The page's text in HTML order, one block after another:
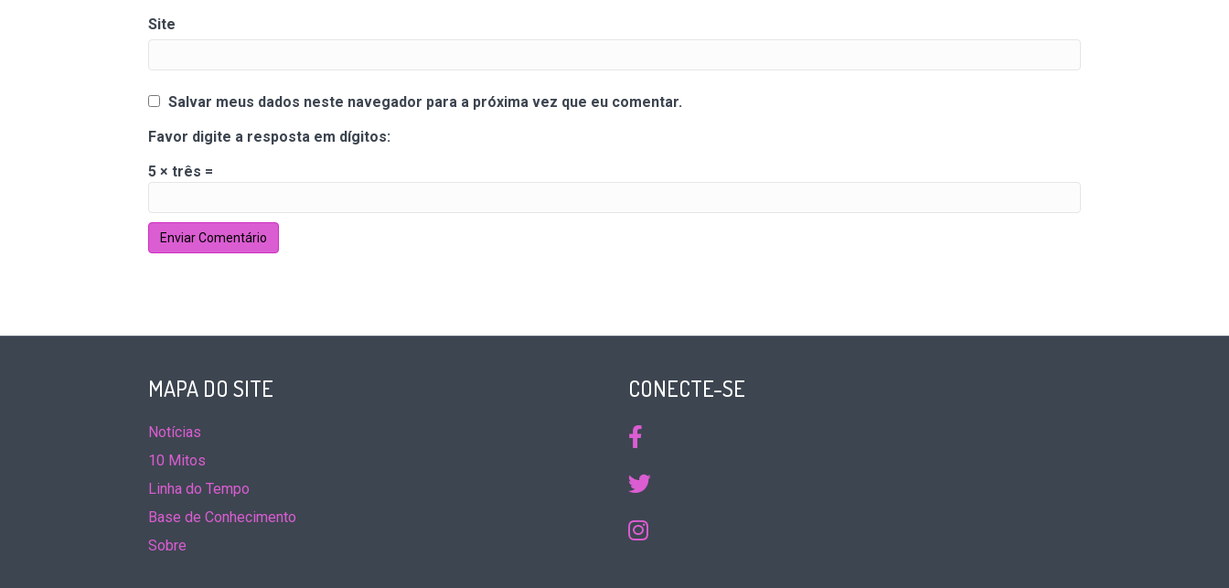
Site
Salvar meus dados neste navegador para a próxima vez que eu comentar.
Favor digite a resposta em dígitos:
5 × três =
MAPA DO SITE
Notícias
10 Mitos
Linha do Tempo
Base de Conhecimento
Sobre
CONECTE-SE